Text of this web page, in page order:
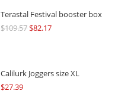
Terastal Festival booster box
$109.57Original
$109.57.
$82.17Current
$82.17.
Calilurk Joggers size XL
$27.39